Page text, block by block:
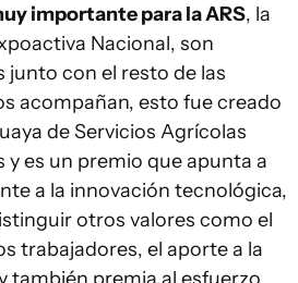
importante para la ARS, la
Nacional, son
con el resto de las
acompañan, esto fue creado
de Servicios Agrícolas
y es un premio que apunta a
a la innovación tecnológica,
otros valores como el
trabajadores, el aporte a la